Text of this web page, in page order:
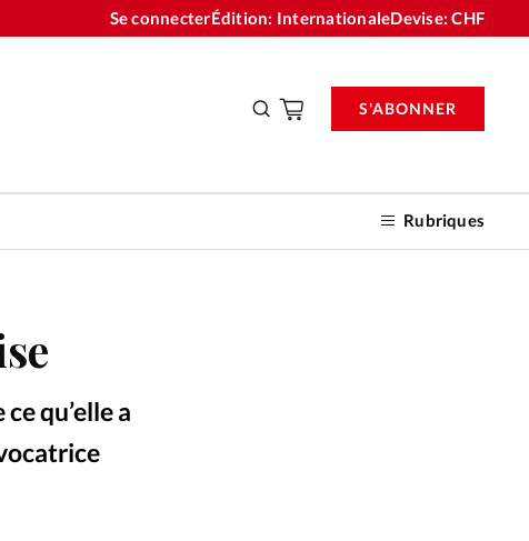
Se connecterÉdition: InternationaleDevise:CHF
Rubriques
S'ABONNER
don
qu’elle a